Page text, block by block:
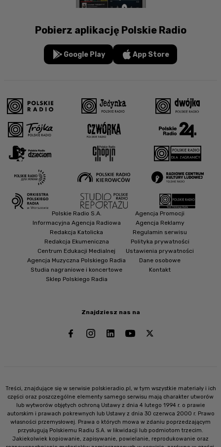
Pobierz aplikację Polskie Radio
Google Play App Store
Znajdziesz nas na
Polskie Radio S.A.
Informacyjna Agencja Radiowa
Redakcja Katolicka
Redakcja Ekumeniczna
Centrum Edukacji Medialnej
Agencja Muzyczna Polskiego Radia
Studia nagraniowe i koncertowe
Sklep Polskiego Radia
Agencja Promocji
Agencja Reklamy
Regulamin serwisu
Polityka prywatności
Ustawienia prywatności
Dane osobowe
Kontakt
Treści, znajdujące się w serwisie polskieradio.pl, w tym wszystkie materiały i ich
części oraz poszczególne elementy samego serwisu mają charakter utworów
lub wytworów objętych ochroną Ustawy z dnia 4 lutego 1994 r. o prawie
autorskim i prawach pokrewnych lub Ustawy z dnia 30 czerwca 2000 r. Prawo
własności przemysłowej. Prawa o których mowa w zdaniu poprzedzającym
przysługują Polskiemu Radiu S.A. w likwidacji lub podmiotom trzecim.
Jakiekolwiek kopiowanie, zapisywanie, powielanie, reprodukowanie oraz